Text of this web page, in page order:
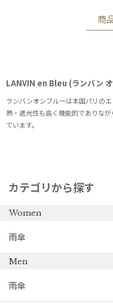
商
LANVIN en Bleu (ランバン
ランバンオンブルーは本国パリの
熱・遮光性も高く機能的でありな
ています。
カテゴリから探す
Women
雨傘
Men
雨傘